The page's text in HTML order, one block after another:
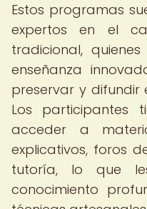
Estos programas
expertos en el
tradicional,
enseñanza
preservar y difundir
Los participantes
acceder a
explicativos, foros
tutoría, lo que
conocimiento